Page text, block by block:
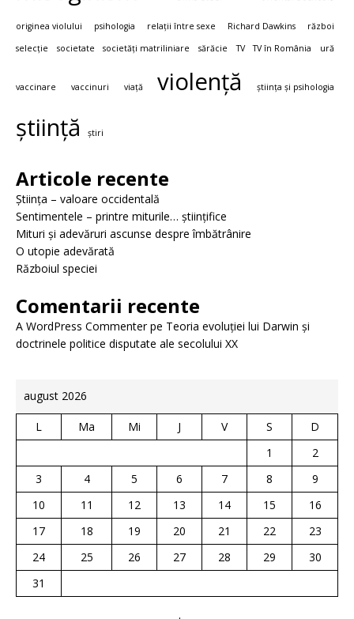
originea violului psihologia relații între sexe Richard Dawkins
război
selecție
societate societăți matriliniare sărăcie TV TV în România ură
vaccinare vaccinuri viață violență știința și psihologia
știință știri
Articole recente
Știința – valoare occidentală
Sentimentele – printre miturile… științifice
Mituri și adevăruri ascunse despre îmbătrânire
O utopie adevărată
Războiul speciei
Comentarii recente
A WordPress Commenterpe Teoria evoluției lui Darwin și
doctrinele politice disputate ale secolului XX
august 2026
L Ma Mi J V S
D
1
2
3
4 5 6 7 8
9
10
11 12 13 14 15
16
17
18 19 20 21 22
23
24
25 26 27 28 29
30
31